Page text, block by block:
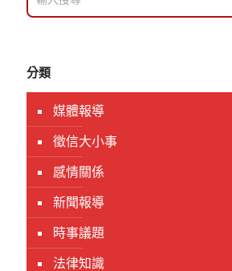
分類
媒體報導
徵信大小事
感情關係
新聞報導
時事議題
法律知識